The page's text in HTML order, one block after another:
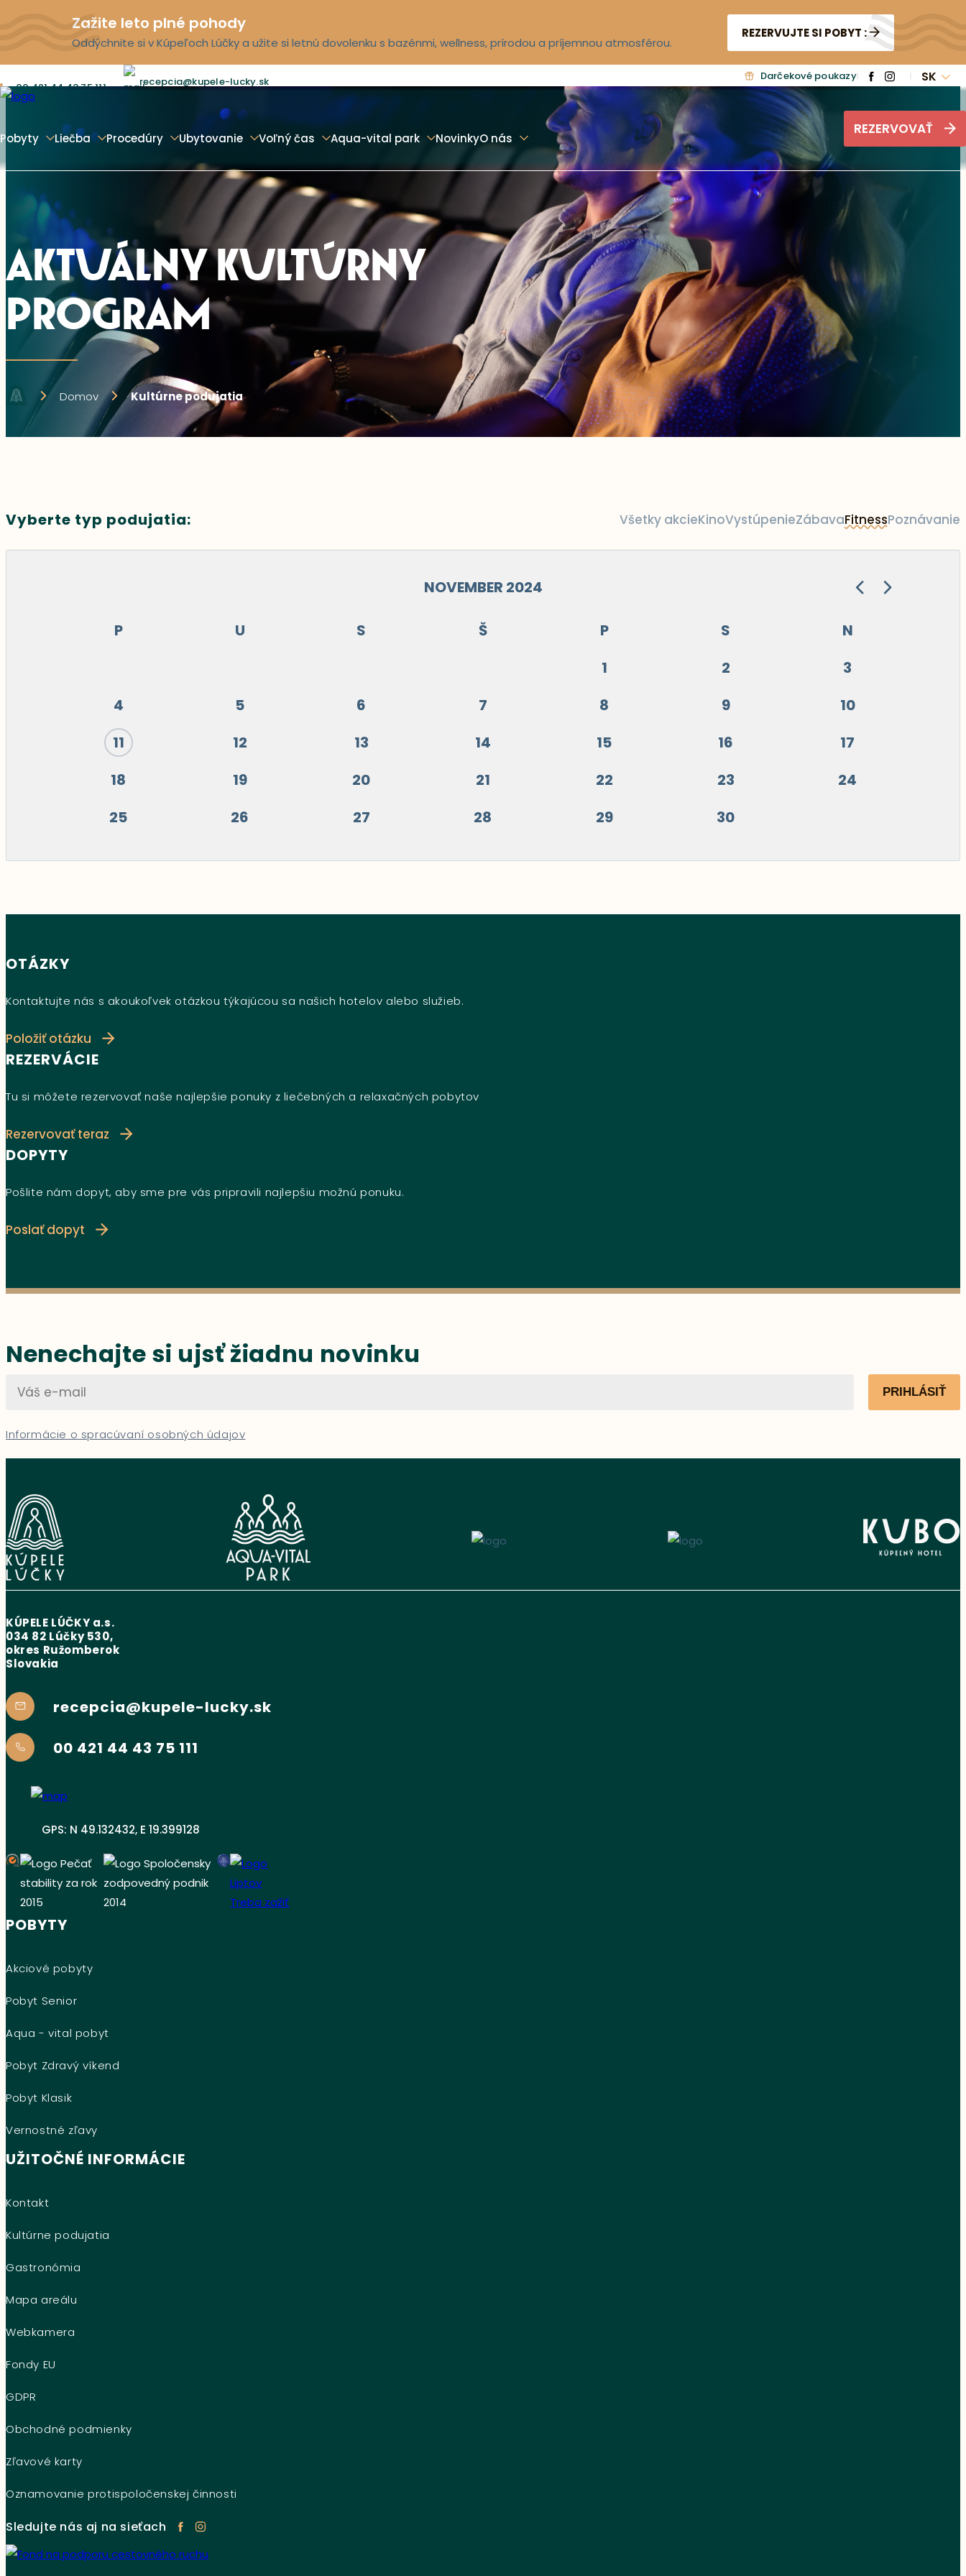
Zažite leto plné pohody
Oddýchnite si v Kúpeľoch Lúčky a užite si letnú dovolenku s bazénmi, wellness, prírodou a príjemnou atmosférou.
REZERVUJTE SI POBYT :
00 421 44 43 75 111 recepcia@kupele-lucky.sk Darčekové poukazy SK
Pobyty Liečba Procedúry Ubytovanie Voľný čas Aqua-vital park NovinkyO nás
REZERVOVAŤ
AKTUÁLNY KULTÚRNY
PROGRAM
Domov Kultúrne podujatia
Vyberte typ podujatia: Všetky akcieKinoVystúpenieZábavaFitnessPoznávanie
NOVEMBER 2024
P U S Š P S
N
1
2
3
4
5 6 7 8 9
10
11
12 13 14 15 16
17
18
19 20 21 22 23
24
25
26 27 28 29 30
OTÁZKY
Kontaktujte nás s akoukoľvek otázkou týkajúcou sa našich hotelov alebo služieb.
Položiť otázku
REZERVÁCIE
Tu si môžete rezervovať naše najlepšie ponuky z liečebných a relaxačných pobytov
Rezervovať teraz
DOPYTY
Pošlite nám dopyt, aby sme pre vás pripravili najlepšiu možnú ponuku.
Poslať dopyt
Nenechajte si ujsť žiadnu novinku
PRIHLÁSIŤ
Informácie o spracúvaní osobných údajov
KÚPELE LÚČKY a.s.
034 82 Lúčky 530,
okres Ružomberok
Slovakia
recepcia@kupele-lucky.sk
00 421 44 43 75 111
GPS: N 49.132432, E 19.399128
POBYTY
Akciové pobyty
Pobyt Senior
Aqua - vital pobyt
Pobyt Zdravý víkend
Pobyt Klasik
Vernostné zľavy
UŽITOČNÉ INFORMÁCIE
Kontakt
Kultúrne podujatia
Gastronómia
Mapa areálu
Webkamera
Fondy EU
GDPR
Obchodné podmienky
Zľavové karty
Oznamovanie protispoločenskej činnosti
Sledujte nás aj na sieťach